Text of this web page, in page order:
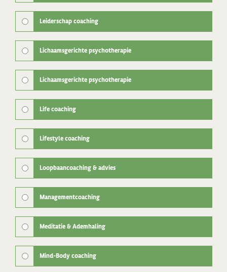
Leiderschap coaching
Lichaamsgerichte psychotherapie
Lichaamsgerichte psychotherapie
Life coaching
Lifestyle coaching
Loopbaancoaching & advies
Managementcoaching
Meditatie & Ademhaling
Mind-Body coaching